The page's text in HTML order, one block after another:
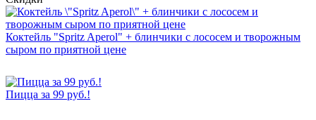
Коктейль "Spritz Aperol" + блинчики с лососем и творожным
сыром по приятной цене
Пицца за 99 руб.!